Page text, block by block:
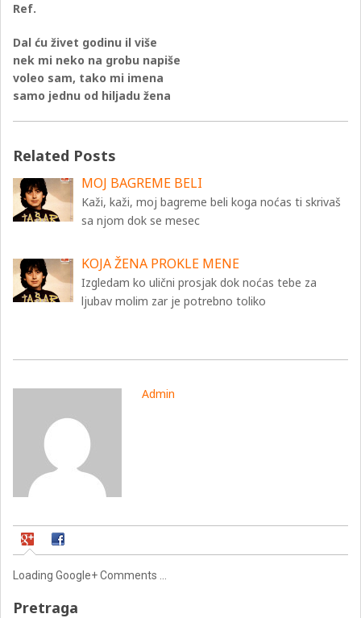
Ref.
Dal ću živet godinu il više
nek mi neko na grobu napiše
voleo sam, tako mi imena
samo jednu od hiljadu žena
Related Posts
MOJ BAGREME BELI
Kaži, kaži, moj bagreme beli koga noćas ti skrivaš
sa njom dok se mesec
KOJA ŽENA PROKLE MENE
Izgledam ko ulični prosjak dok noćas tebe za
ljubav molim zar je potrebno toliko
Admin
Loading Google+ Comments ...
Pretraga